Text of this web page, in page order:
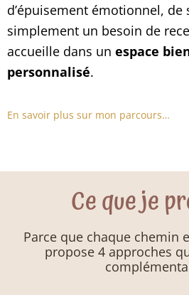
d’épuisement émotionnel, de
simplement un besoin de
accueille dans un espace
personnalisé.
En savoir plus sur mon parcours…
Ce que je
Parce que chaque chemin
propose 4 approches